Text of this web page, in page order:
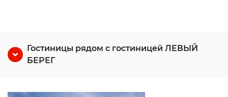
Гостиницы рядом с гостиницей ЛЕВЫЙ
БЕРЕГ